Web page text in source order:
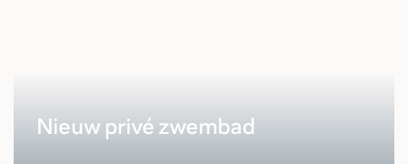
Nieuw privé zwembad